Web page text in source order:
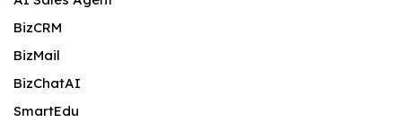
BizCRM
BizMail
BizChatAI
SmartEdu